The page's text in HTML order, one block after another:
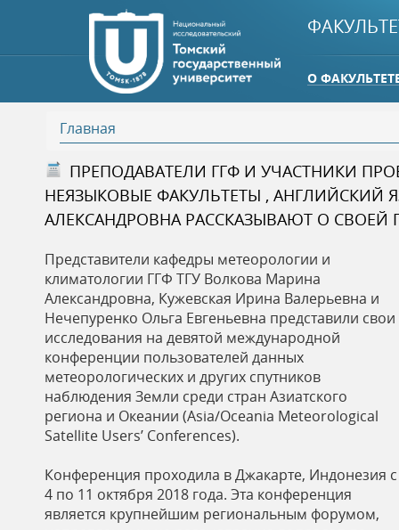
О
В
ы
д
е
с
ь
Главная
ПРЕПОДАВАТЕЛИ ГГФ И УЧАСТНИКИ
НЕЯЗЫКОВЫЕ ФАКУЛЬТЕТЫ , АНГЛИЙСКИЙ
АЛЕКСАНДРОВНА РАССКАЗЫВАЮТ О
Представители кафедры метеорологии и
климатологии ГГФ ТГУ Волкова Марина
Александровна, Кужевская Ирина Валерьевна и
Нечепуренко Ольга Евгеньевна представили свои
исследования на девятой международной
конференции пользователей данных
метеорологических и других спутников
наблюдения Земли среди стран Азиатского
региона и Океании (Asia/Oceania Meteorological
Satellite Users’ Conferences).
Конференция проходила в Джакарте, Индонезия с
4 по 11 октября 2018 года. Эта конференция
является крупнейшим региональным форумом,